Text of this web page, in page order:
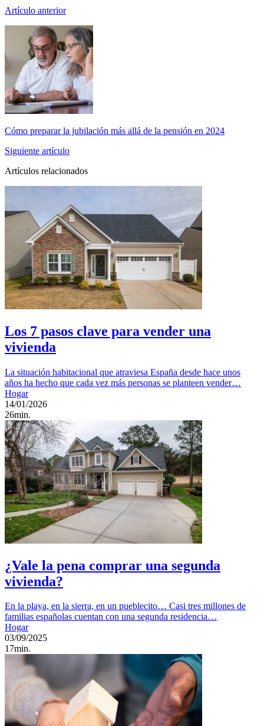
Artículo anterior
Cómo preparar la jubilación más allá de la pensión en 2024
Siguiente artículo
Artículos relacionados
Los 7 pasos clave para vender una
vivienda
La situación habitacional que atraviesa España desde hace unos
años ha hecho que cada vez más personas se planteen vender…
Hogar
14/01/2026
26min.
¿Vale la pena comprar una segunda
vivienda?
En la playa, en la sierra, en un pueblecito… Casi tres millones de
familias españolas cuentan con una segunda residencia…
Hogar
03/09/2025
17min.